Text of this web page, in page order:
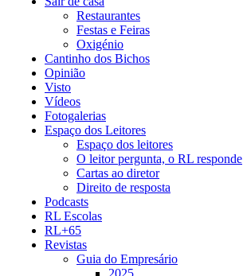
Restaurantes
Festas e Feiras
Oxigénio
Cantinho dos Bichos
Opinião
Visto
Vídeos
Fotogalerias
Espaço dos Leitores
Espaço dos leitores
O leitor pergunta, o RL responde
Cartas ao diretor
Direito de resposta
Podcasts
RL Escolas
RL+65
Revistas
Guia do Empresário
2025